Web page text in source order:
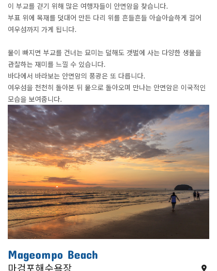
이 부교를 걷기 위해 많은 여행자들이 안면암을 찾습니다.
부표 위에 목재를 덧대어 만든 다리 위를 흔들흔들 아슬아슬하게 걸어
여우섬까지 가게 됩니다.
물이 빠지면 부교를 건너는 묘미는 덜해도 갯벌에 사는 다양한 생물을
관찰하는 재미를 느낄 수 있습니다.
바다에서 바라보는 안면암의 풍광은 또 다릅니다.
여우섬을 천천히 돌아본 뒤 뭍으로 돌아오며 만나는 안면암은 이국적인
모습을 보여줍니다.
Mageompo Beach
마검포해수욕장